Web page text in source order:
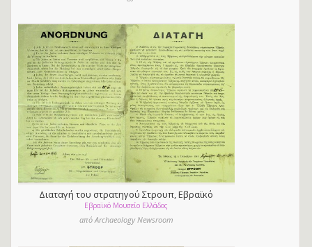
Διαταγή του στρατηγού Στρουπ, Εβραϊκό
Μουσείο Ελλάδος
Εβραϊκό Μουσείο Ελλάδος
από Archaeology Newsroom